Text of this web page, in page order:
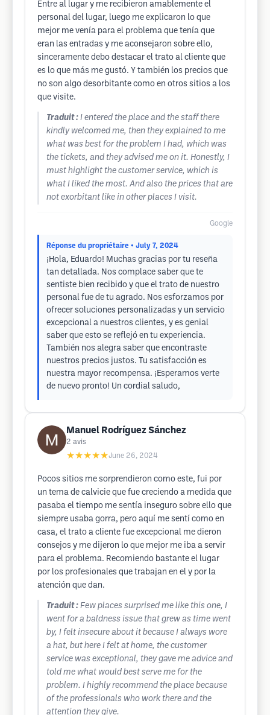
Entre al lugar y me recibieron amablemente el
personal del lugar, luego me explicaron lo que
mejor me venía para el problema que tenía que
eran las entradas y me aconsejaron sobre ello,
sinceramente debo destacar el trato al cliente que
es lo que más me gustó. Y también los precios que
no son algo desorbitante como en otros sitios a los
que visite.
Traduit : I entered the place and the staff there
kindly welcomed me, then they explained to me
what was best for the problem I had, which was
the tickets, and they advised me on it. Honestly, I
must highlight the customer service, which is
what I liked the most. And also the prices that are
not exorbitant like in other places I visit.
Google
Réponse du propriétaire • July 7, 2024
¡Hola, Eduardo! Muchas gracias por tu reseña
tan detallada. Nos complace saber que te
sentiste bien recibido y que el trato de nuestro
personal fue de tu agrado. Nos esforzamos por
ofrecer soluciones personalizadas y un servicio
excepcional a nuestros clientes, y es genial
saber que esto se reflejó en tu experiencia.
También nos alegra saber que encontraste
nuestros precios justos. Tu satisfacción es
nuestra mayor recompensa. ¡Esperamos verte
de nuevo pronto! Un cordial saludo,
Manuel Rodríguez Sánchez
2 avis
★★★★★June 26, 2024
Pocos sitios me sorprendieron como este, fui por
un tema de calvicie que fue creciendo a medida que
pasaba el tiempo me sentía inseguro sobre ello que
siempre usaba gorra, pero aquí me sentí como en
casa, el trato a cliente fue excepcional me dieron
consejos y me dijeron lo que mejor me iba a servir
para el problema. Recomiendo bastante el lugar
por los profesionales que trabajan en el y por la
atención que dan.
Traduit : Few places surprised me like this one, I
went for a baldness issue that grew as time went
by, I felt insecure about it because I always wore
a hat, but here I felt at home, the customer
service was exceptional, they gave me advice and
told me what would best serve me for the
problem. I highly recommend the place because
of the professionals who work there and the
attention they give.